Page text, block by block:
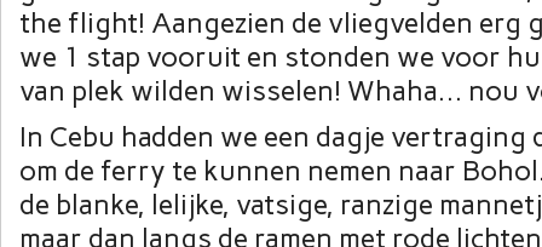
the flight! Aangezien de vliegvelden erg
we 1 stap vooruit en stonden we voor
van plek wilden wisselen! Whaha… nou
In Cebu hadden we een dagje vertraging
om de ferry te kunnen nemen naar
de blanke, lelijke, vatsige, ranzige
maar dan langs de ramen met rode